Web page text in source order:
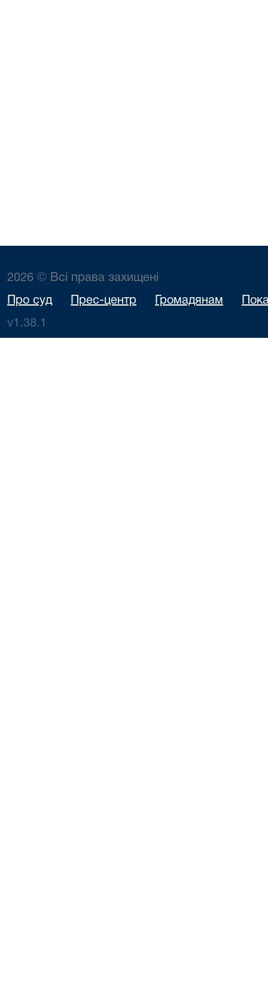
2026 © Всі права захищені
Про суд Прес-центр Громадянам
v1.38.1